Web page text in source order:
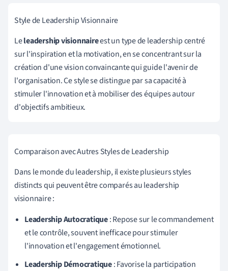
Style de Leadership Visionnaire
Leleadership visionnaireest un type de leadership centré
sur l'inspiration et la motivation, en se concentrant sur la
création d'une vision convaincante qui guide l'avenir de
l'organisation. Ce style se distingue par sa capacité à
stimuler l'innovation et à mobiliser des équipes autour
d'objectifs ambitieux.
Comparaison avec Autres Styles de Leadership
Dans le monde du leadership, il existe plusieurs styles
distincts qui peuvent être comparés au leadership
visionnaire :
Leadership Autocratique: Repose sur le commandement
et le contrôle, souvent inefficace pour stimuler
l'innovation et l'engagement émotionnel.
Leadership Démocratique: Favorise la participation